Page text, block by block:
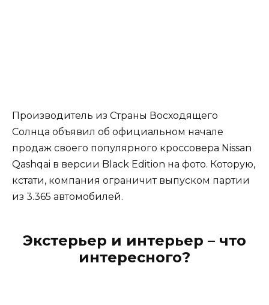
Производитель из Страны Восходящего
Солнца объявил об официальном начале
продаж своего популярного кроссовера Nissan
Qashqai в версии Black Edition на фото. Которую,
кстати, компания ограничит выпуском партии
из 3.365 автомобилей.
Экстерьер и интерьер – что
интересного?